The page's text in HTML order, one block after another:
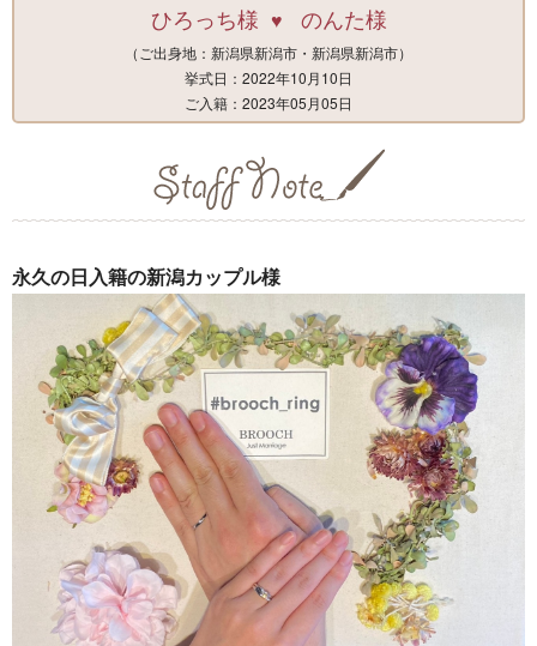
ひろっち様 ♥ のんた様
（ご出身地：新潟県新潟市・新潟県新潟市）
挙式日：2022年10月10日
ご入籍：2023年05月05日
永久の日入籍の新潟カップル様